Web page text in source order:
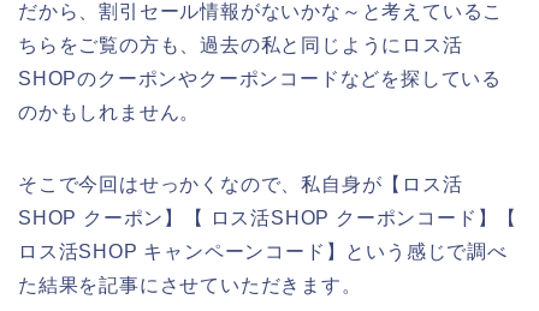
だから、割引セール情報がないかな～と考えているこ
ちらをご覧の方も、過去の私と同じようにロス活
SHOPのクーポンやクーポンコードなどを探している
のかもしれません。
そこで今回はせっかくなので、私自身が【ロス活
SHOP クーポン】【 ロス活SHOP クーポンコード】【
ロス活SHOP キャンペーンコード】という感じで調べ
た結果を記事にさせていただきます。